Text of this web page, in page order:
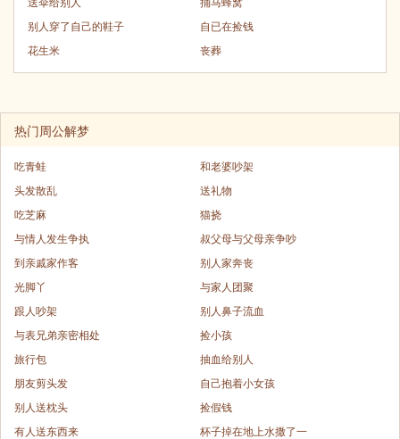
送伞给别人
捅马蜂窝
别人穿了自己的鞋子
自已在捡钱
花生米
丧葬
热门周公解梦
吃青蛙
和老婆吵架
头发散乱
送礼物
吃芝麻
猫挠
与情人发生争执
叔父母与父母亲争吵
到亲戚家作客
别人家奔丧
光脚丫
与家人团聚
跟人吵架
别人鼻子流血
与表兄弟亲密相处
捡小孩
旅行包
抽血给别人
朋友剪头发
自己抱着小女孩
别人送枕头
捡假钱
有人送东西来
杯子掉在地上水撒了一